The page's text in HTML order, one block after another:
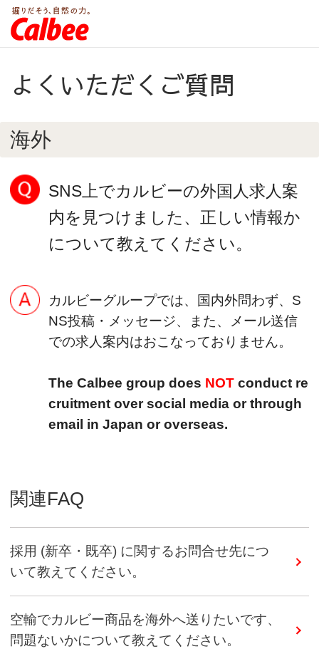
よくいただくご質問
海外
SNS上でカルビーの外国人求人案
内を見つけました、正しい情報か
について教えてください。
カルビーグループでは、国内外問わず、S
NS投稿・メッセージ、また、メール送信
での求人案内はおこなっておりません。
The Calbee group does NOT conduct re
cruitment over social media or through
email in Japan or overseas.
関連FAQ
採用 (新卒・既卒) に関するお問合せ先につ
いて教えてください。
空輸でカルビー商品を海外へ送りたいです、
問題ないかについて教えてください。